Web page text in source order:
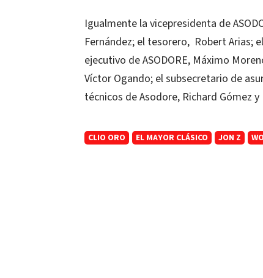
Igualmente la vicepresidenta de
Fernández; el tesorero, Robert Arias;
ejecutivo de ASODORE, Máximo
Víctor Ogando; el subsecretario de
técnicos de Asodore, Richard Gómez
CLIO ORO EL MAYOR CLÁSICO JON Z